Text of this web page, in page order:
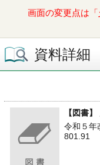
画面の変更点は「
資料詳細
【図書
令和５年
801.91